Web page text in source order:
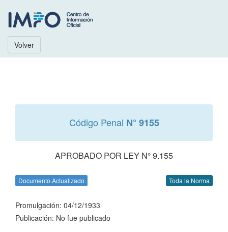
Volver
Código Penal N° 9155
APROBADO POR LEY N° 9.155
Documento Actualizado Toda la Norma
Promulgación: 04/12/1933
Publicación: No fue publicado